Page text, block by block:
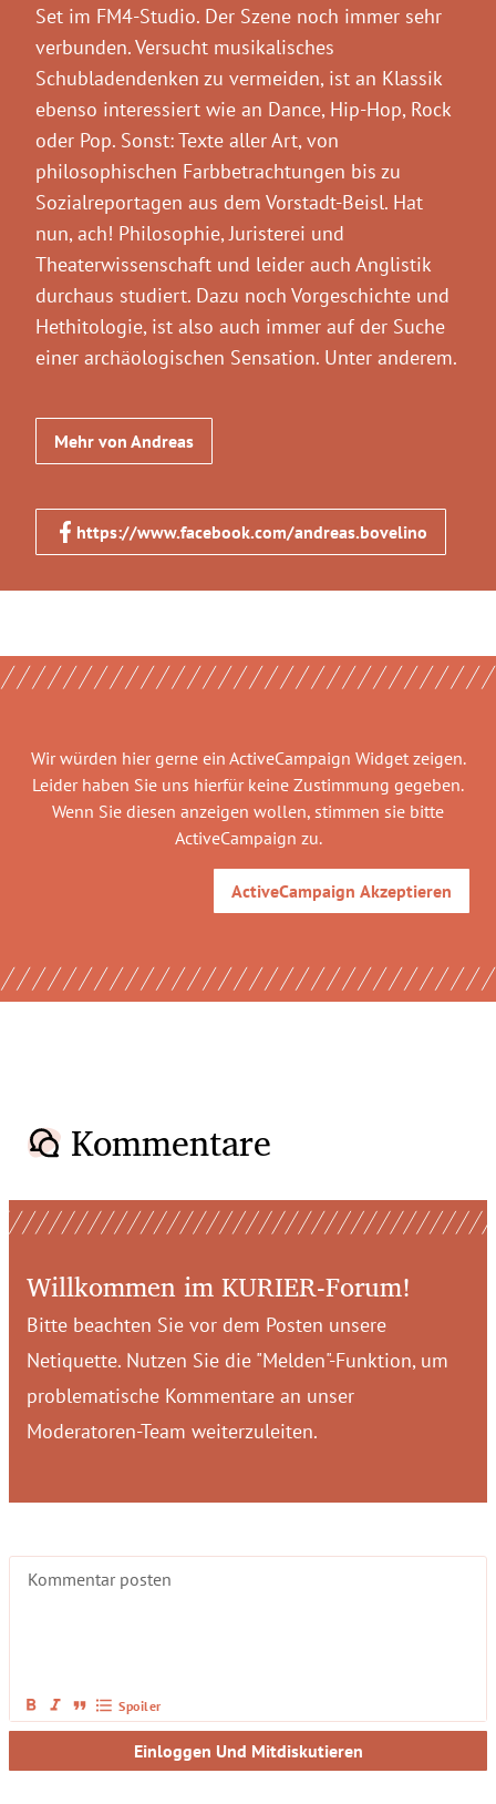
Set im FM4-Studio. Der Szene noch immer sehr
verbunden. Versucht musikalisches
Schubladendenken zu vermeiden, ist an Klassik
ebenso interessiert wie an Dance, Hip-Hop, Rock
oder Pop. Sonst: Texte aller Art, von
philosophischen Farbbetrachtungen bis zu
Sozialreportagen aus dem Vorstadt-Beisl. Hat
nun, ach! Philosophie, Juristerei und
Theaterwissenschaft und leider auch Anglistik
durchaus studiert. Dazu noch Vorgeschichte und
Hethitologie, ist also auch immer auf der Suche
einer archäologischen Sensation. Unter anderem.
Mehr von Andreas
https://www.facebook.com/andreas.bovelino
Wir würden hier gerne ein ActiveCampaign Widgetzeigen.
Leider haben Sie uns hierfür keine Zustimmung gegeben.
Wenn Sie diesen anzeigen wollen, stimmen sie bitte
ActiveCampaign zu.
ActiveCampaign Akzeptieren
Kommentare